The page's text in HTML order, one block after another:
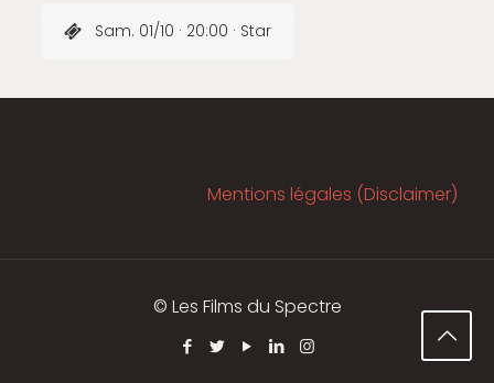
Sam. 01/10 · 20:00 · Star
Mentions légales (Disclaimer)
© Les Films du Spectre